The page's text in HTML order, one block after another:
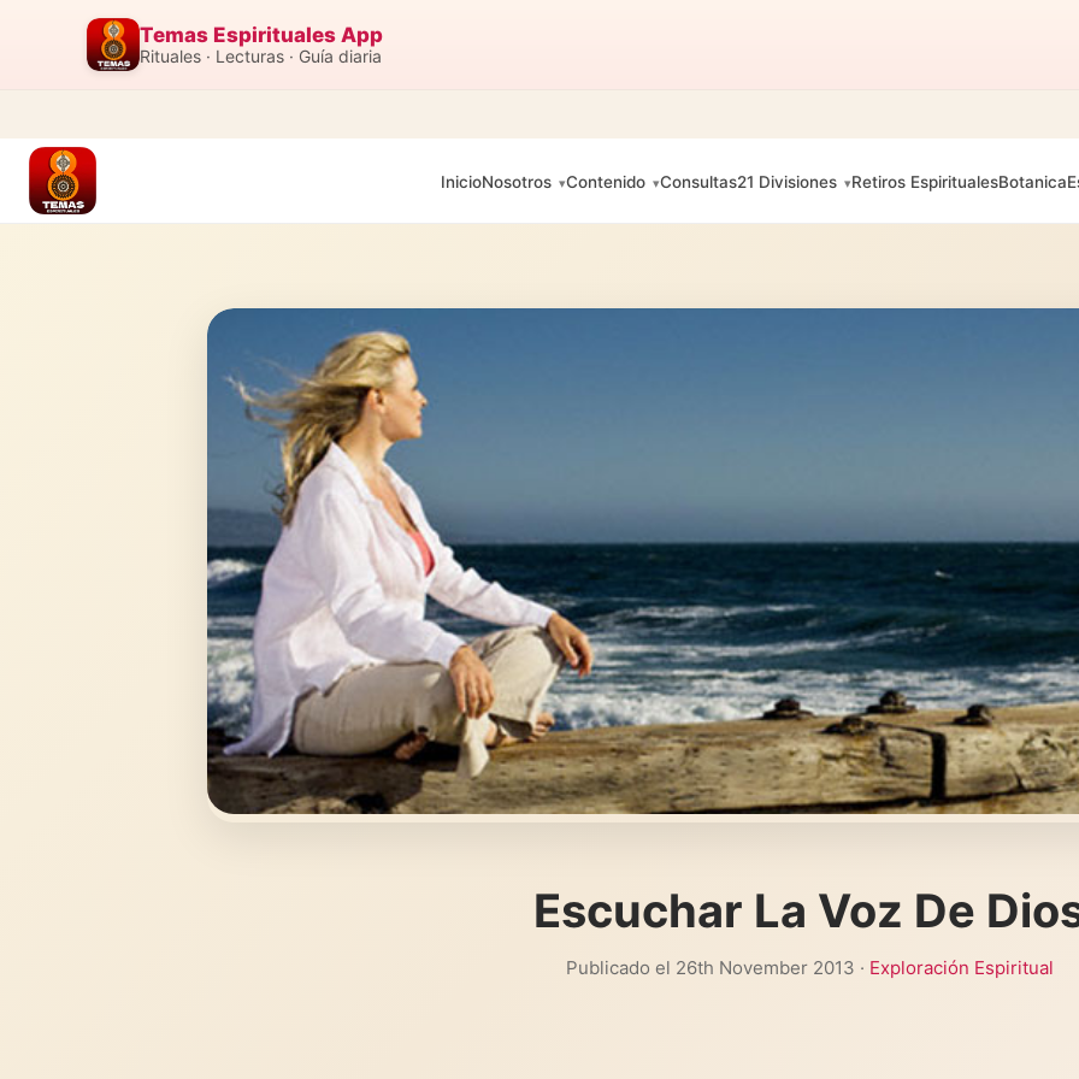
Temas Espirituales App
Rituales · Lecturas · Guía diaria
InicioNosotros Contenido Consultas21 Divisiones Retiros EspiritualesBotanica
Escuchar La Voz De
Publicado el 26th November 2013 · Exploración Espiritual